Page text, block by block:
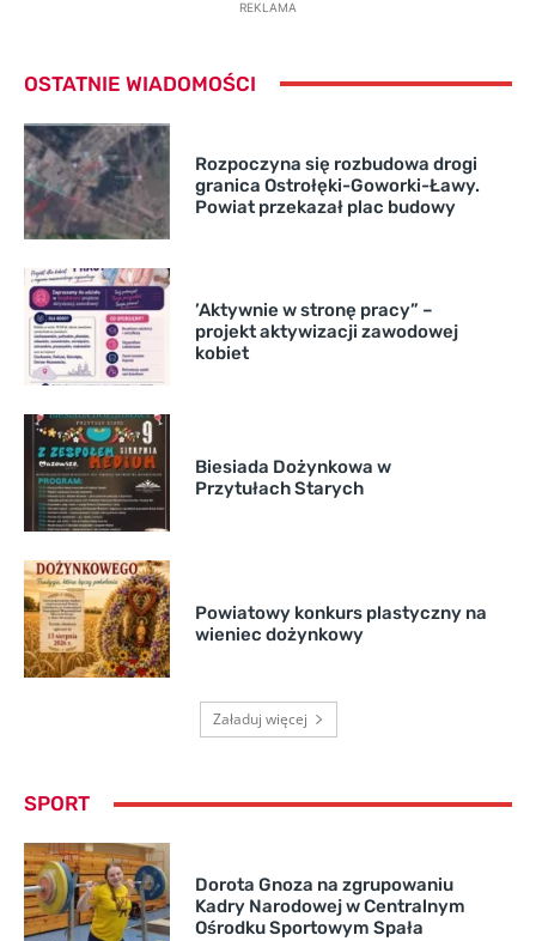
REKLAMA
OSTATNIE WIADOMOŚCI
Rozpoczyna się rozbudowa drogi
granica Ostrołęki-Goworki-Ławy.
Powiat przekazał plac budowy
’Aktywnie w stronę pracy” –
projekt aktywizacji zawodowej
kobiet
Biesiada Dożynkowa w
Przytułach Starych
Powiatowy konkurs plastyczny na
wieniec dożynkowy
Załaduj więcej
SPORT
Dorota Gnoza na zgrupowaniu
Kadry Narodowej w Centralnym
Ośrodku Sportowym Spała